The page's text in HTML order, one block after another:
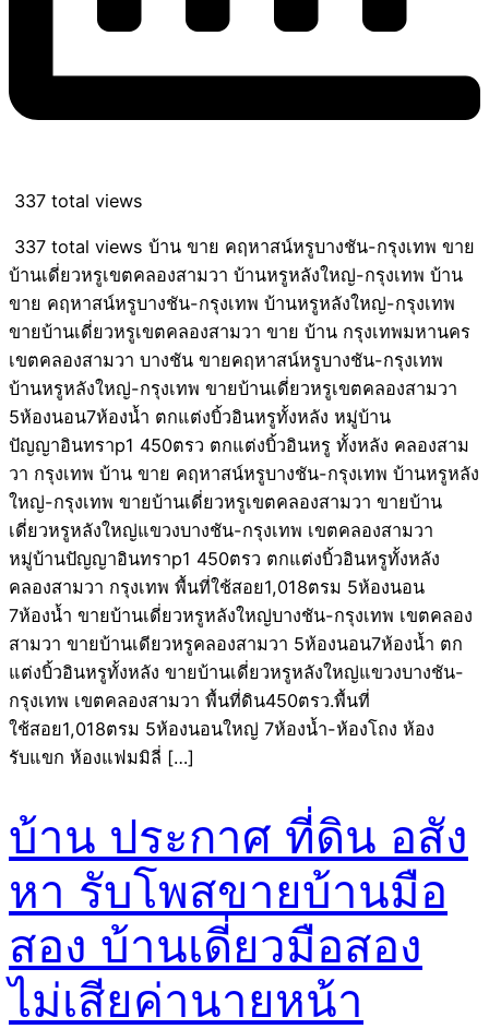
337 total views
337 total views บ้าน ขาย คฤหาสน์หรูบางชัน-กรุงเทพ ขาย
บ้านเดี่ยวหรูเขตคลองสามวา บ้านหรูหลังใหญ่-กรุงเทพ บ้าน
ขาย คฤหาสน์หรูบางชัน-กรุงเทพ บ้านหรูหลังใหญ่-กรุงเทพ
ขายบ้านเดี่ยวหรูเขตคลองสามวา ขาย บ้าน กรุงเทพมหานคร
เขตคลองสามวา บางชัน ขายคฤหาสน์หรูบางชัน-กรุงเทพ
บ้านหรูหลังใหญ่-กรุงเทพ ขายบ้านเดี่ยวหรูเขตคลองสามวา
5ห้องนอน7ห้องน้ำ ตกแต่งบิ้วอินหรูทั้งหลัง หมู่บ้าน
ปัญญาอินทราp1 450ตรว ตกแต่งบิ้วอินหรู ทั้งหลัง คลองสาม
วา กรุงเทพ บ้าน ขาย คฤหาสน์หรูบางชัน-กรุงเทพ บ้านหรูหลัง
ใหญ่-กรุงเทพ ขายบ้านเดี่ยวหรูเขตคลองสามวา ขายบ้าน
เดี่ยวหรูหลังใหญ่แขวงบางชัน-กรุงเทพ เขตคลองสามวา
หมู่บ้านปัญญาอินทราp1 450ตรว ตกแต่งบิ้วอินหรูทั้งหลัง
คลองสามวา กรุงเทพ พื้นที่ใช้สอย1,018ตรม 5ห้องนอน
7ห้องน้ำ ขายบ้านเดี่ยวหรูหลังใหญ่บางชัน-กรุงเทพ เขตคลอง
สามวา ขายบ้านเดียวหรูคลองสามวา 5ห้องนอน7ห้องน้ำ ตก
แต่งบิ้วอินหรูทั้งหลัง ขายบ้านเดี่ยวหรูหลังใหญ่แขวงบางชัน-
กรุงเทพ เขตคลองสามวา พื้นที่ดิน450ตรว.พื้นที่
ใช้สอย1,018ตรม 5ห้องนอนใหญ่ 7ห้องน้ำ-ห้องโถง ห้อง
รับแขก ห้องแฟมมิลี่ […]
บ้าน ประกาศ ที่ดิน อสัง
หา รับโพสขายบ้านมือ
สอง บ้านเดี่ยวมือสอง
ไม่เสียค่านายหน้า